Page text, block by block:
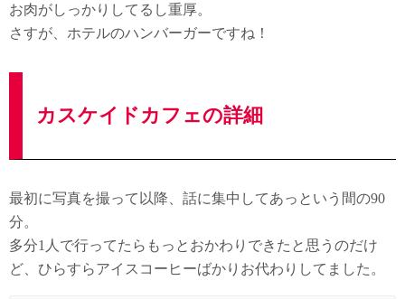
お肉がしっかりしてるし重厚。
さすが、ホテルのハンバーガーですね！
カスケイドカフェの詳細
最初に写真を撮って以降、話に集中してあっという間の90
分。
多分1人で行ってたらもっとおかわりできたと思うのだけ
ど、ひらすらアイスコーヒーばかりお代わりしてました。